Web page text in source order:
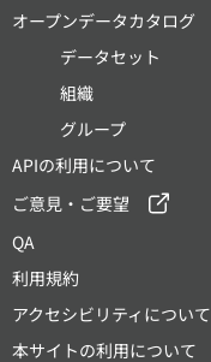
オープンデータカタログ
データセット
組織
グループ
APIの利用について
ご意見・ご要望
QA
利用規約
アクセシビリティについて
本サイトの利用について